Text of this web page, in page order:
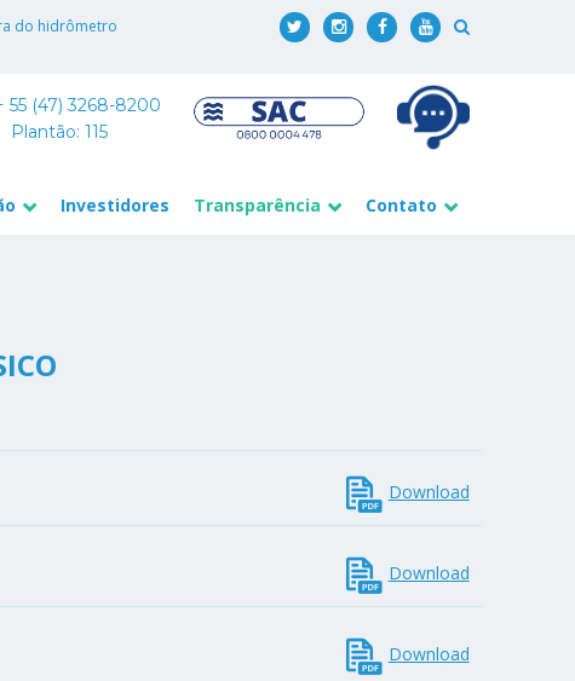
do hidrômetro
55 (47) 3268-8200
Plantão: 115
Investidores Transparência Contato
Download
Download
Download